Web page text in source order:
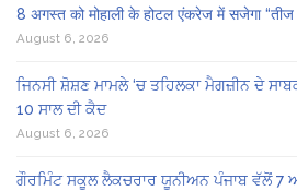
8 अगस्त को मोहाली के होटल एंकरेज में सजेगा “तीज
August 6, 2026
ਜਿਨਸੀ ਸ਼ੋਸ਼ਣ ਮਾਮਲੇ ‘ਚ ਤਹਿਲਕਾ ਮੈਗਜ਼ੀਨ ਦੇ
10 ਸਾਲ ਦੀ ਕੈਦ
August 6, 2026
ਗੌਰਮਿੰਟ ਸਕੂਲ ਲੈਕਚਰਾਰ ਯੂਨੀਅਨ ਪੰਜਾਬ ਵੱਲੋਂ 7